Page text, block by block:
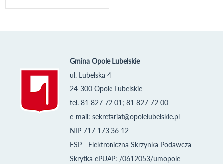
Gmina Opole Lubelskie
ul. Lubelska 4
24-300 Opole Lubelskie
tel. 81 827 72 01; 81 827 72 00
e-mail: sekretariat@opolelubelskie.pl
NIP 717 173 36 12
ESP - Elektroniczna Skrzynka Podawcza
Skrytka ePUAP: /0612053/umopole